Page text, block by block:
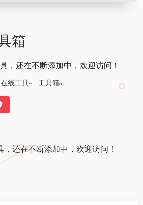
箱
，还在不断添加中，欢迎访问！
在线工具 工具箱
还在不断添加中，欢迎访问！